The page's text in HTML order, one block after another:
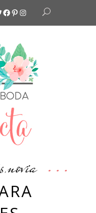
Facebook
Pinterest
Instagram
,novia